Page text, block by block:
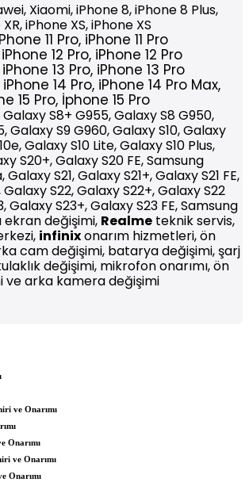
Xiaomi, iPhone 8, iPhone 8 Plus,
iPhone XS, iPhone XS
11 Pro, iPhone 11 Pro
iPhone 12 Pro, iPhone 12 Pro
iPhone 13 Pro, iPhone 13 Pro
iPhone 14 Pro, iPhone 14 Pro Max,
15 Pro, İphone 15 Pro
Galaxy S8+ G955, Galaxy S8 G950,
Galaxy S9 G960, Galaxy S10, Galaxy
Galaxy S10 Lite, Galaxy S10 Plus,
S20+, Galaxy S20 FE, Samsung
S21, Galaxy S21+, Galaxy S21 FE,
S22, Galaxy S22+, Galaxy S22
Galaxy S23+, Galaxy S23 FE, Samsung
ekran değişimi, Realme teknik servis,
infinixonarım hizmetleri, ön
cam değişimi, batarya değişimi, şarj
değişimi, mikrofon onarımı, ön
ve arka kamera değişimi
ve Onarımı
Onarımı
ve Onarımı
Onarımı